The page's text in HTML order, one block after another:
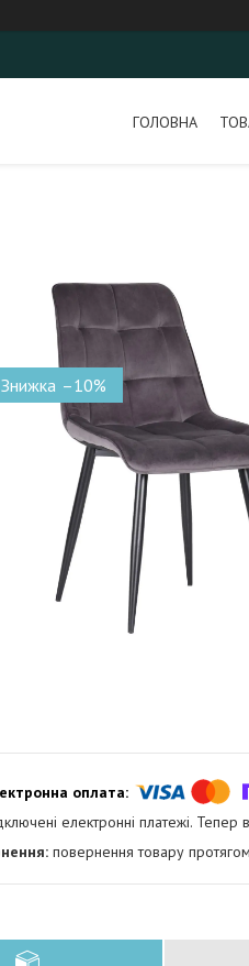
ГОЛОВНА
–10%
електронні платежі.
повернення товару